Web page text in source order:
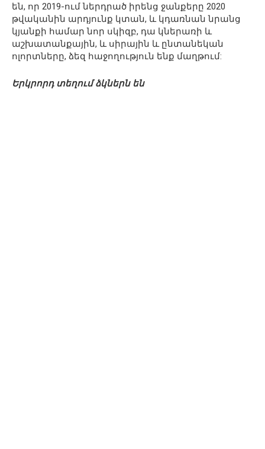
են, որ 2019-ում ներդրած իրենց ջանքերը 2020
թվականին արդյունք կտան, և կդառնան նրանց
կյանքի համար նոր սկիզբ, դա կներառի և
աշխատանքային, և սիրային և ընտանեկան
ոլորտները, ձեզ հաջողություն ենք մաղթում:
Երկրորդ տեղում ձկներն են